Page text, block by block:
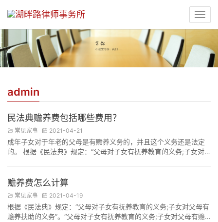
admin
民法典赡养费包括哪些费用？
常见家事 2021-04-21
成年子女对于年老的父母是有赡养义务的，并且这个义务还是法定
的。 根据《民法典》规定：“父母对子女有抚养教育的义务;子女对
承担赡养或抚养责任，若被赡养人或抚养人家庭人均月收入低于最
低生活保障线时，赡养或抚养义务人应承担的赡养或抚养费按以下
方法计算： 赡养费的计算。首先计算子女家…
赡养费怎么计算
常见家事 2021-04-19
根据《民法典》规定：“父母对子女有抚养教育的义务;子女对父母有
赡养扶助的义务”。“父母对子女有抚养教育的义务;子女对父母有赡